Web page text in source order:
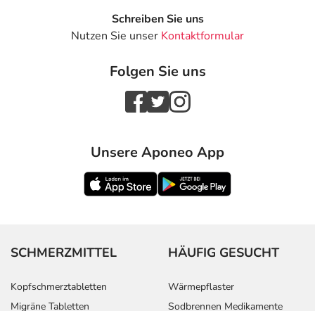
Schreiben Sie uns
Nutzen Sie unser Kontaktformular
Folgen Sie uns
Unsere Aponeo App
SCHMERZMITTEL
Kopfschmerztabletten
Migräne Tabletten
HÄUFIG GESUCHT
Wärmepflaster
Sodbrennen Medikamente